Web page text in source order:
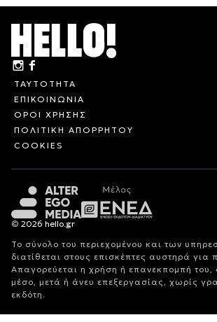
ΤΑΥΤΟΤΗΤΑ
ΕΠΙΚΟΙΝΩΝΙΑ
ΟΡΟΙ ΧΡΗΣΗΣ
ΠΟΛΙΤΙΚΗ ΑΠΟΡΡΗΤΟΥ
COOKIES
© 2026 hello.gr
Το σύνολο του περιεχομένου και των
διατίθεται στους επισκέπτες αυστηρά για
Απαγορεύεται η χρήση ή επανεκπομπή του,
μέσο, μετά ή άνευ επεξεργασίας, χωρίς
εκδότη.